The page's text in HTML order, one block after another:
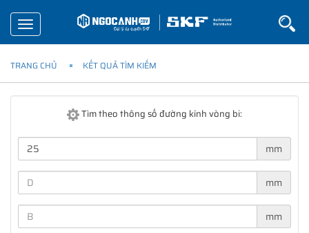
Toggle
navigation
TRANG CHỦ KẾT QUẢ TÌM KIẾM
Tìm theo thông số đường kính vòng bi:
mm
mm
mm